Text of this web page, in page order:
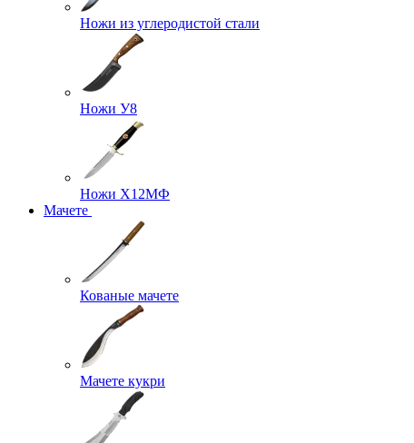
Ножи из углеродистой стали
Ножи У8
Ножи Х12МФ
Мачете
Кованые мачете
Мачете кукри